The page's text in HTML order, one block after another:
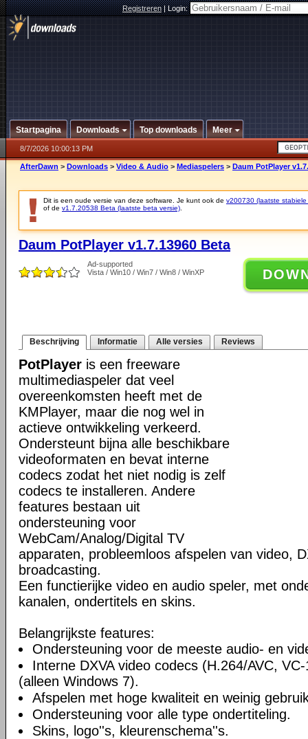
Registreren|Login:
Startpagina Downloads Top downloads Meer
8/7/2026 10:00:13 PM
AfterDawn > Downloads > Video & Audio > Mediaspelers > Daum PotPlayer
Dit is een oude versie van deze software. Je kunt ook de v200730 (laatste stabiele
of de v1.7.20538 Beta (laatste beta versie)
Daum PotPlayer v1.7.13960 Beta
Ad-supported
Vista / Win10 / Win7 / Win8 / WinXP
Beschrijving Informatie Alle versies Reviews
PotPlayer is een freeware
multimediaspeler dat veel
overeenkomsten heeft met de
KMPlayer, maar die nog wel in
actieve ontwikkeling verkeerd.
Ondersteunt bijna alle beschikbare
videoformaten en bevat interne
codecs zodat het niet nodig is zelf
codecs te installeren. Andere
features bestaan uit
ondersteuning voor
WebCam/Analog/Digital TV
apparaten, probleemloos afspelen van video,
broadcasting.
Een functierijke video en audio speler, met
kanalen, ondertitels en skins.
Belangrijkste features:
Ondersteuning voor de meeste audio- en
Interne DXVA video codecs (H.264/AVC,
(alleen Windows 7).
Afspelen met hoge kwaliteit en weinig
Ondersteuning voor alle type ondertiteling.
Skins, logo''s, kleurenschema''s.